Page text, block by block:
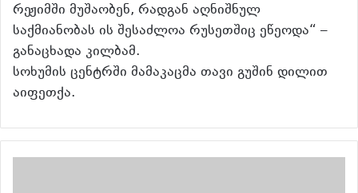
რეჟიმში მუშაობენ, რადგან აღნიშნულ
საქმიანობას ის შესაძლოა რუსეთშიც ეწეოდა“ –
განაცხადა კილბამ.
სოხუმის ცენტრში მამაკაცმა თავი გუშინ დილით
აიფეთქა.